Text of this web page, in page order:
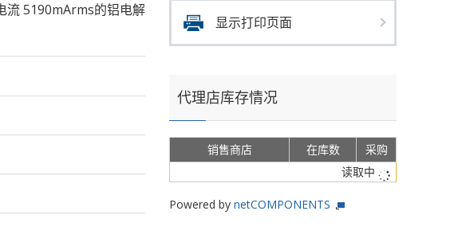
流 5190mArms的铝电解
显示打印页面
代理店库存情况
销售商店 在库数
采购
读取中
Powered by netCOMPONENTS